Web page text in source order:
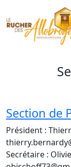
Passer au contenu
Navigation
Section de
Président :
Secrétaire :